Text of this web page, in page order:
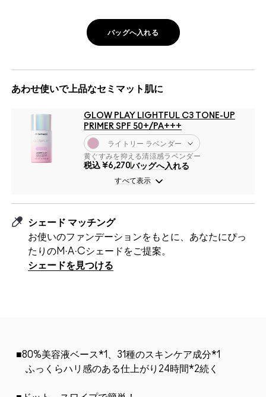
あわせ使いで上品なセミマット肌に
GLOW PLAY LIGHTFUL C3 TONE-UP
PRIMER SPF 50+/PA+++
ライトリー ラベンダー
黄ぐすみを抑える清涼感ラベンダー
税込 ¥6,270バッグへ入れる
すべて表示
シェード マッチング
お使いのファンデーションをもとに、あなたにぴっ
たりのM·A·Cシェードをご提案。
シェードを見つける
バッグへ入れる
■80%美容液ベース*1、31種のスキンケア成分*1
ふっくらハリ感のある仕上がり24時間*2続く